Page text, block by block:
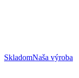
SkladomNaša výroba